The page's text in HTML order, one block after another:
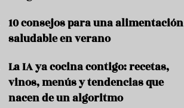
u
d
o
10 consejos para una alimentación
saludable en verano
La IA ya cocina contigo: recetas,
vinos, menús y tendencias que
nacen de un algoritmo